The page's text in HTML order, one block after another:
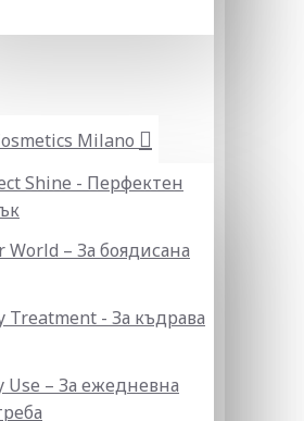
Milano
Shine - Перфектен
World – За боядисана
Treatment - За къдрава
Use – За ежедневна